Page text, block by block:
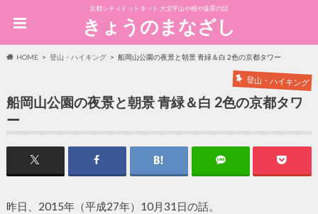
京都シティドットネット 大文字山や桜や遠景の話
きょうのまなざし
HOME 登山・ハイキング 船岡山公園の夜景と朝景 青緑＆白 2色の京都タワー
登山・ハイキング
船岡山公園の夜景と朝景 青緑＆白 2色の京都タワ
ー
昨日、2015年（平成27年）10月31日の話。